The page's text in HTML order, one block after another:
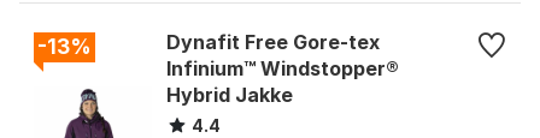
-13%
Dynafit Free Gore-tex
Infinium™ Windstopper®
Hybrid Jakke
4.4